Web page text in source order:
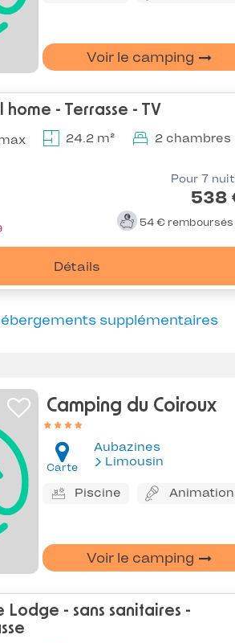
Voir le camping
home - Terrasse - TV
24.2 m² 2 chambres
Pour 7
538
54 € remboursés
Détails
supplémentaires
Camping du Coiroux
Carte
Aubazines
Limousin
Piscine
Voir le camping
Lodge - sans sanitaires -